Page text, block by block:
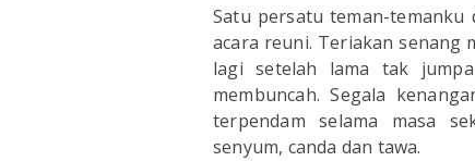
Satu persatu teman-
acara reuni. Teriakan senang
lagi setelah lama tak
membuncah. Segala
terpendam selama masa
senyum, canda dan tawa.